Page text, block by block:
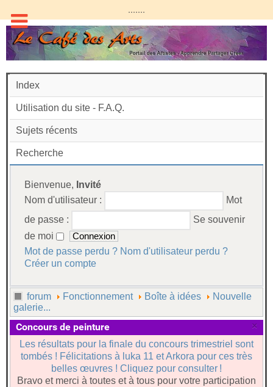
.......
Index
Utilisation du site - F.A.Q.
Sujets récents
Recherche
Bienvenue, Invité
Nom d'utilisateur :
Mot
de passe :
Se souvenir
de moi
Mot de passe perdu ? Nom d'utilisateur perdu ?
Créer un compte
forum Fonctionnement Boîte à idées
Nouvelle
galerie...
×
Concours de peinture
Les résultats pour la finale du concours trimestriel sont
tombés ! Félicitations à luka 11 et Arkora pour ces très
belles œuvres ! Cliquez pour consulter !
Bravo et merci à toutes et à tous pour votre participation